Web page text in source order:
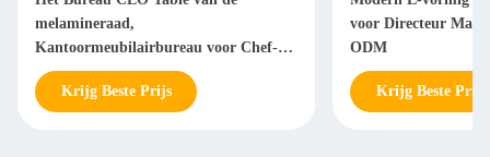
melamineraad,
Kantoormeubilairbureau voor Chef-
Manager
Krijg Beste Prijs
voor Directeur
ODM
Krijg Beste Prijs